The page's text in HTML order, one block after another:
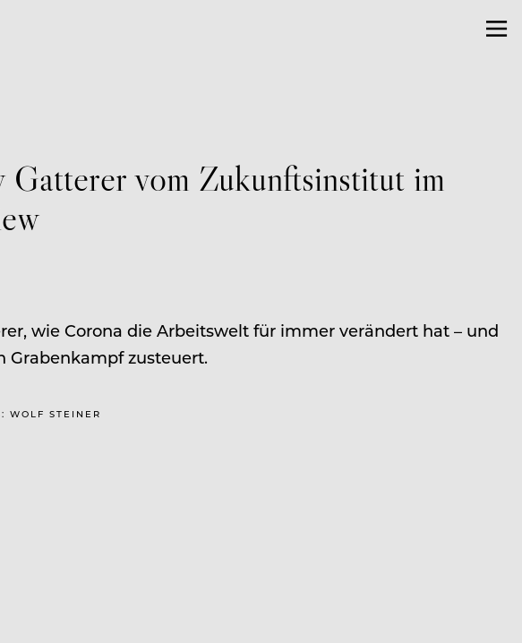
Gatterer vom Zukunftsinstitut im
wie Corona die Arbeitswelt für immer verändert hat – und
Grabenkampf zusteuert.
WOLF STEINER